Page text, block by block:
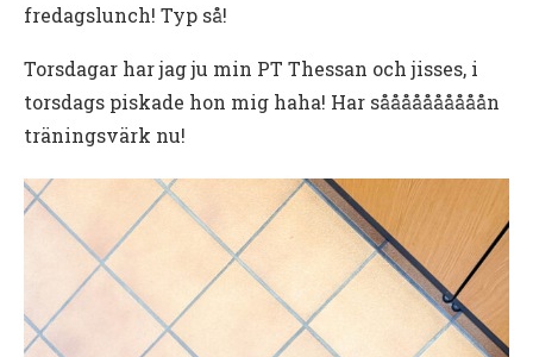
fredagslunch! Typ så!
Torsdagar har jag ju min PT Thessan och jisses, i
torsdags piskade hon mig haha! Har såååååååååån
träningsvärk nu!